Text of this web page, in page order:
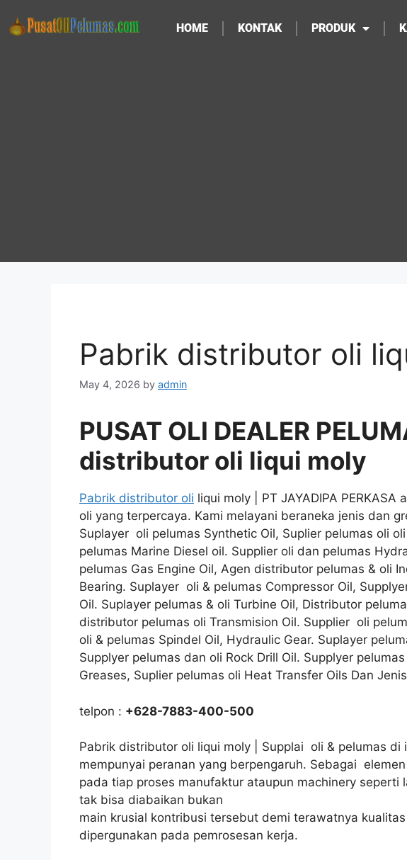
HOME KONTAK PRODUK
Pabrik distributor oli
May 4, 2026 by admin
PUSAT OLI DEALER
distributor oli liqui moly
Pabrik distributor oli liqui moly | PT JAYADIPA
oli yang terpercaya. Kami melayani beraneka jenis dan
Suplayer oli pelumas Synthetic Oil, Suplier pelumas oli
pelumas Marine Diesel oil. Supplier oli dan pelumas
pelumas Gas Engine Oil, Agen distributor pelumas & oli
Bearing. Suplayer oli & pelumas Compressor Oil,
Oil. Suplayer pelumas & oli Turbine Oil, Distributor
distributor pelumas oli Transmision Oil. Supplier oli
oli & pelumas Spindel Oil, Hydraulic Gear. Suplayer
Supplyer pelumas dan oli Rock Drill Oil. Supplyer
Greases, Suplier pelumas oli Heat Transfer Oils Dan
telpon : +628-7883-400-500
Pabrik distributor oli liqui moly | Supplai oli & pelumas di
mempunyai peranan yang berpengaruh. Sebagai
pada tiap proses manufaktur ataupun machinery seperti
tak bisa diabaikan bukan
main krusial kontribusi tersebut demi terawatnya
dipergunakan pada pemrosesan kerja.